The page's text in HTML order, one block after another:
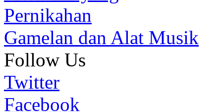
Pernikahan
Gamelan dan Alat Musik
Follow Us
Twitter
Facebook